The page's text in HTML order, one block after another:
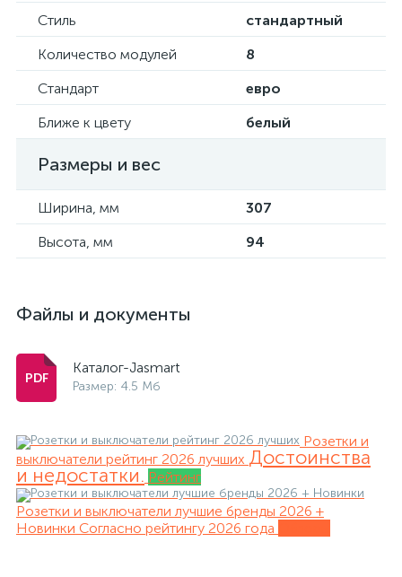
Стиль
стандартный
Количество модулей
8
Стандарт
евро
Ближе к цвету
белый
Размеры и вес
Ширина, мм
307
Высота, мм
94
Файлы и документы
Каталог-Jasmart
Размер: 4.5 Мб
Розетки и
выключатели рейтинг 2026 лучших Достоинства
и недостатки. Рейтинг
Розетки и выключатели лучшие бренды 2026 +
Новинки Согласно рейтингу 2026 года